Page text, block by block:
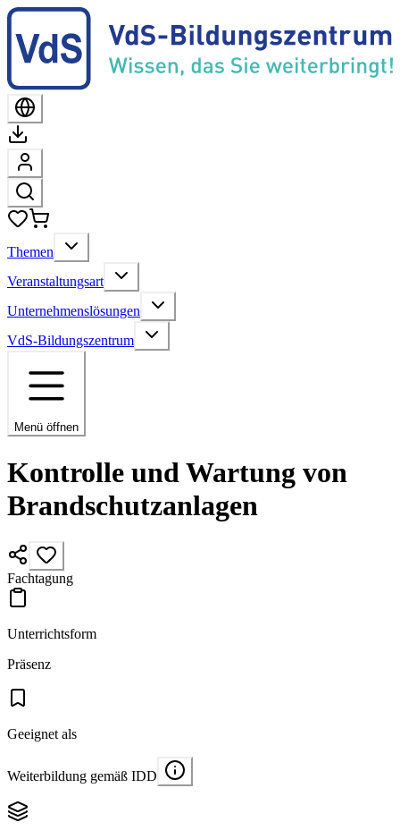
Themen
Veranstaltungsart
Unternehmenslösungen
VdS-Bildungszentrum
Menü öffnen
Kontrolle und Wartung von
Brandschutzanlagen
Fachtagung
Unterrichtsform
Präsenz
Geeignet als
Weiterbildung gemäß IDD